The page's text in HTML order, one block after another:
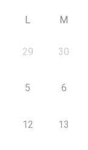
L M
29 30
5 6
12 13